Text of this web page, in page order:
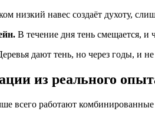
низкий навес создаёт духоту,
В течение дня тень смещается, и
дают тень, но через годы, и
из реального
всего работают